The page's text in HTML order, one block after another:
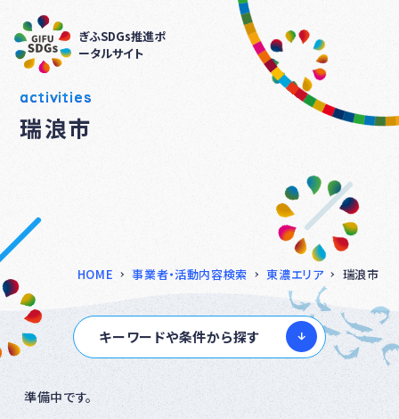
ぎふSDGs推進ポ
ータルサイト
activities
瑞浪市
HOME 事業者・活動内容検索 東濃エリア 瑞浪市
キーワードや条件から探す
準備中です。